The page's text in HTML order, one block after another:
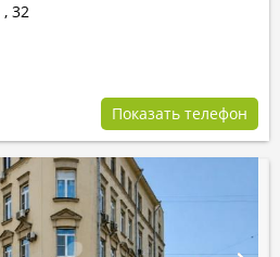
, 32
Показать телефон